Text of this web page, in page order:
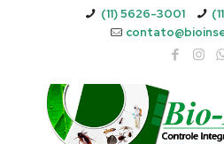
(11) 5626-3001